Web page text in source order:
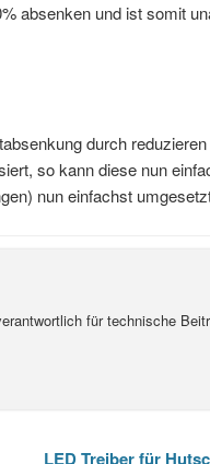
absenken und ist somit
durch
so kann diese nun
nun einfachst
für technische
LED Treiber für